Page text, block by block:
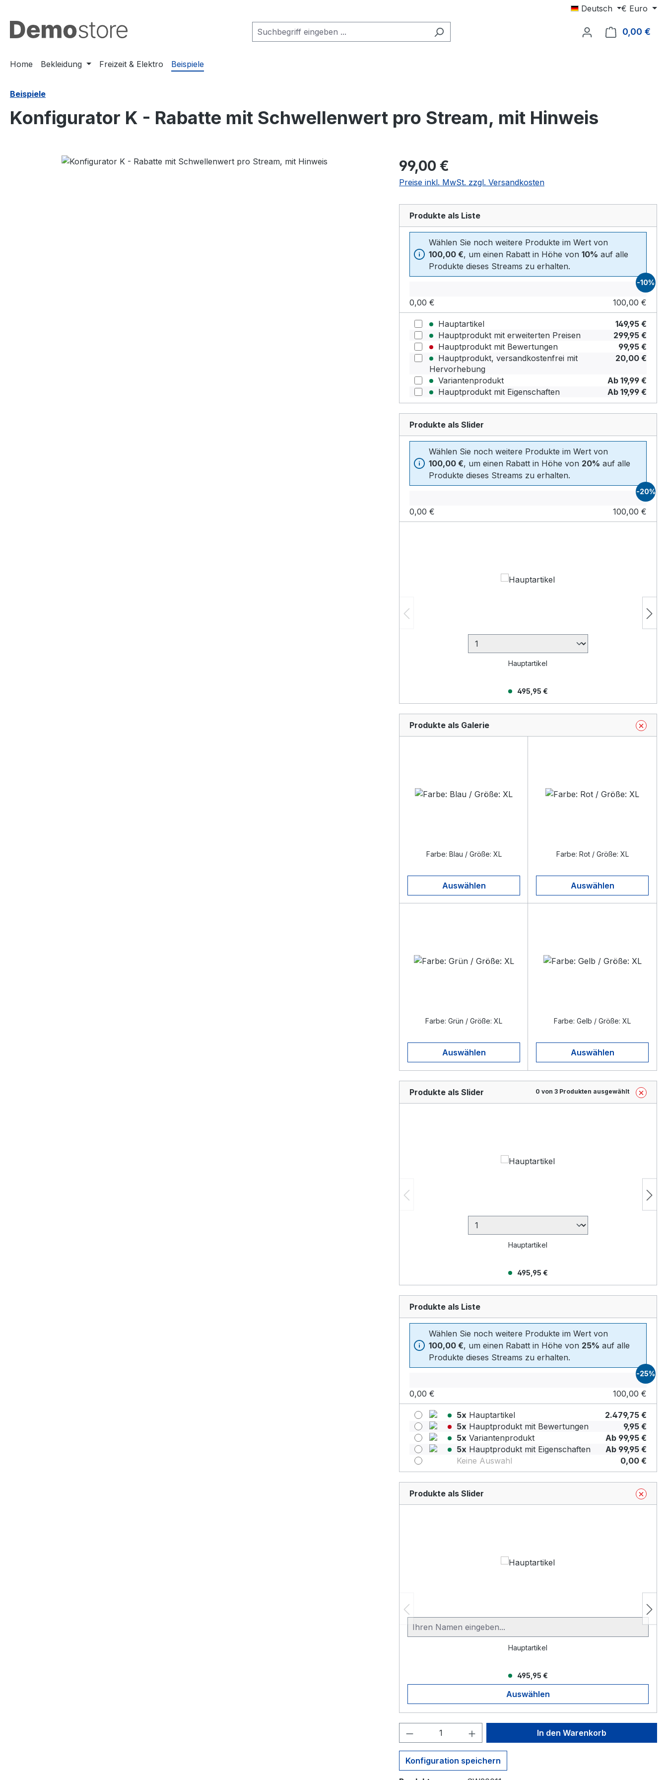
Deutsch € Euro
0,00 €
Home Bekleidung Freizeit & Elektro Beispiele
Beispiele
Konfigurator K - Rabatte mit Schwellenwert pro Stream, mit Hinweis
Bildergalerie überspringen 99,00 €
Preise inkl. MwSt. zzgl. Versandkosten
Produkte als Liste
Wählen Sie noch weitere Produkte im Wert von
100,00 €, um einen Rabatt in Höhe von 10% auf alle
Produkte dieses Streams zu erhalten.
-10%
0,00 € 100,00 €
Hauptartikel
149,95 €
Hauptprodukt mit erweiterten Preisen
299,95 €
Hauptprodukt mit Bewertungen
99,95 €
Hauptprodukt, versandkostenfrei mit
Hervorhebung
20,00 €
Variantenprodukt
Ab 19,99 €
Hauptprodukt mit Eigenschaften
Ab 19,99 €
Produkte als Slider
Wählen Sie noch weitere Produkte im Wert von
100,00 €, um einen Rabatt in Höhe von 20% auf alle
Produkte dieses Streams zu erhalten.
-20%
0,00 € 100,00 €
Hauptartikel
495,95 €
Produkte als Galerie
Farbe: Blau / Größe: XL
Auswählen
Farbe: Rot / Größe: XL
Auswählen
Farbe: Grün / Größe: XL
Auswählen
Farbe: Gelb / Größe: XL
Auswählen
Produkte als Slider 0 von 3 Produkten ausgewählt
Hauptartikel
495,95 €
Produkte als Liste
Wählen Sie noch weitere Produkte im Wert von
100,00 €, um einen Rabatt in Höhe von 25% auf alle
Produkte dieses Streams zu erhalten.
-25%
0,00 € 100,00 €
5x Hauptartikel
2.479,75 €
5x Hauptprodukt mit Bewertungen
9,95 €
5x Variantenprodukt
Ab 99,95 €
5x Hauptprodukt mit Eigenschaften
Ab 99,95 €
Keine Auswahl
0,00 €
Produkte als Slider
Hauptartikel
495,95 €
Auswählen
Produkt Anzahl: Gib den gewünschten Wert
In den Warenkorb
Konfiguration speichern